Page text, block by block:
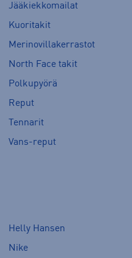
Jääkiekkomailat
Kuoritakit
Merinovillakerrastot
North Face takit
Polkupyörä
Reput
Tennarit
Vans-reput
Helly Hansen
Nike